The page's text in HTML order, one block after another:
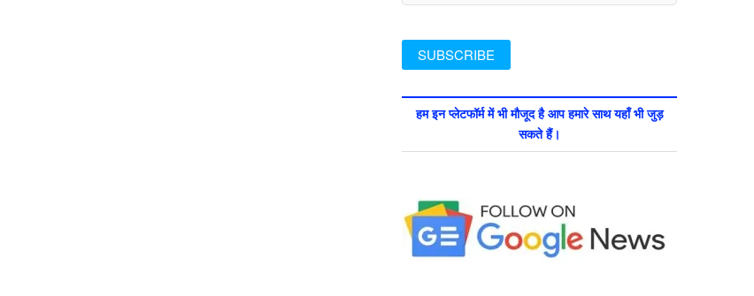
हम इन प्लेटफॉर्म में भी मौजूद है आप हमारे साथ यहाँ भी जुड़
सकते हैं।